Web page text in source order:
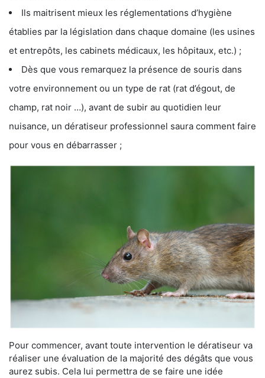
Ils maitrisent mieux les réglementations d’hygiène
établies par la législation dans chaque domaine (les usines
et entrepôts, les cabinets médicaux, les hôpitaux, etc.) ;
Dès que vous remarquez la présence de souris dans
votre environnement ou un type de rat (rat d’égout, de
champ, rat noir …), avant de subir au quotidien leur
nuisance, un dératiseur professionnel saura comment faire
pour vous en débarrasser ;
Pour commencer, avant toute intervention le dératiseur va
réaliser une évaluation de la majorité des dégâts que vous
aurez subis. Cela lui permettra de se faire une idée